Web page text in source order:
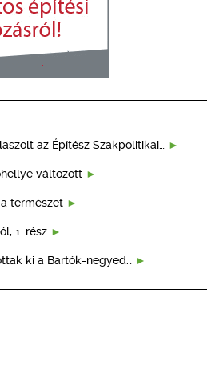
az Építész Szakpolitikai…
változott
természet
1. rész
ki a Bartók-negyed…